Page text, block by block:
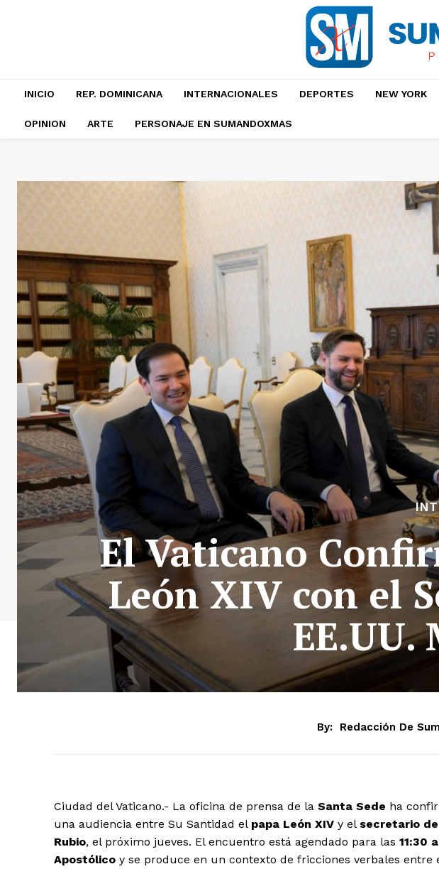
INICIO REP. DOMINICANA INTERNACIONALES DEPORTES NEW YORK
OPINION ARTE PERSONAJE EN SUMANDOXMAS
El Vaticano
León XIV con el
EE.UU.
By: Redacción De
Ciudad del Vaticano.- La oficina de prensa de la Santa Sede ha
una audiencia entre Su Santidad el papa León XIV y el secretario
Rubio, el próximo jueves. El encuentro está agendado para las 11:30
Apostólico y se produce en un contexto de fricciones verbales entre